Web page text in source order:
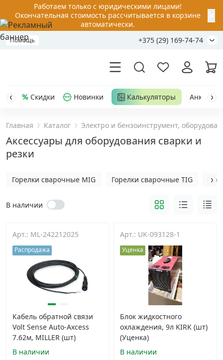
Работаем только с юридическими лицами!
Окончательная стоимость рассчитывается в корзине
автоматически.
Помощь +375 (29) 169-74-74
Акции
Распродажа
Уценка
Анкерная техника
Дюбельная техника
Кабельный крепеж
Строительный инструмент и инвентарь
Заклепки ›
Химический крепеж
Скидки Новинки Калькуляторы Анкер-
Главная Каталог Электро и бензоинструмент,
Аксессуары для оборудования сварки и
резки
Горелки сварочные MIG Горелки сварочные TIG
В наличии
Арт.: ML-242212025
Распродажа
Кабель обратной связи
Volt Sense Auto-Axcess
7.62м, MILLER (шт)
В наличии
Арт.: UK-093128-1
Уценка
Блок жидкостного
охлаждения, 9л KIRK (шт)
(Уценка)
В наличии